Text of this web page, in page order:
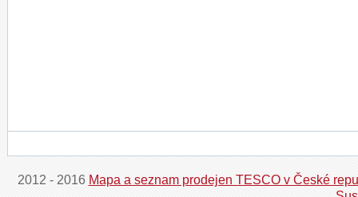
2012 - 2016 Mapa a seznam prodejen TESCO v České